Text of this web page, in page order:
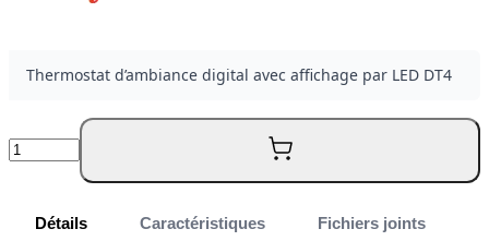
Thermostat d’ambiance digital avec affichage par LED DT4
Quantité
Détails Caractéristiques Fichiers joints